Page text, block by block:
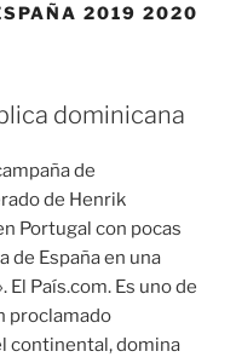
2019 2020
dominicana
de
de Henrik
Portugal con pocas
de España en una
País.com. Es uno de
proclamado
continental, domina